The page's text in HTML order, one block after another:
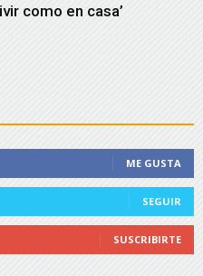
como en casa’
ME GUSTA
SEGUIR
SUSCRIBIRTE